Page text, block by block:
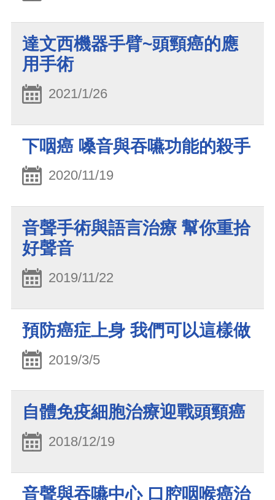
達文西機器手臂~頭頸癌的應
用手術
2021/1/26
下咽癌 嗓音與吞嚥功能的殺手
2020/11/19
音聲手術與語言治療 幫你重拾
好聲音
2019/11/22
預防癌症上身 我們可以這樣做
2019/3/5
自體免疫細胞治療迎戰頭頸癌
2018/12/19
音聲與吞嚥中心 口腔咽喉癌治